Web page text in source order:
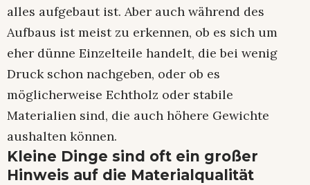
alles aufgebaut ist. Aber auch während des
Aufbaus ist meist zu erkennen, ob es sich um
eher dünne Einzelteile handelt, die bei wenig
Druck schon nachgeben, oder ob es
möglicherweise Echtholz oder stabile
Materialien sind, die auch höhere Gewichte
aushalten können.
Kleine Dinge sind oft ein großer
Hinweis auf die Materialqualität